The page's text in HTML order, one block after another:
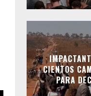
CIENTOS
PARA